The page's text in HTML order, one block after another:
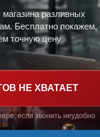
разливных
Бесплатно покажем,
точную цену
НЕ ХВАТАЕТ
если звонить неудобно